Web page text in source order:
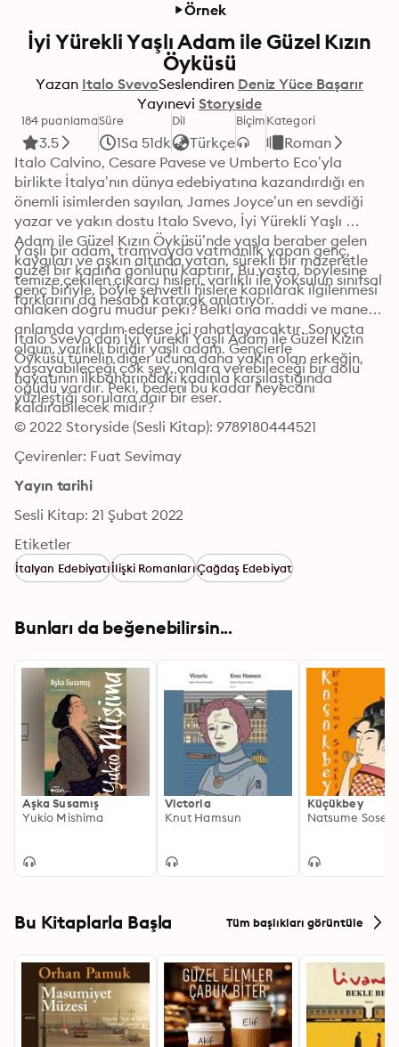
Örnek
İyi Yürekli Yaşlı Adam ile Güzel Kızın
Öyküsü
Yazan Italo SvevoSeslendiren Deniz Yüce Başarır
Yayınevi Storyside
184 puanlama
3.5
Süre
1Sa 51dk
Dil
Türkçe
BiçimKategori
Roman
Italo Calvino, Cesare Pavese ve Umberto Eco’yla
birlikte İtalya’nın dünya edebiyatına kazandırdığı en
önemli isimlerden sayılan, James Joyce’un en sevdiği
yazar ve yakın dostu Italo Svevo, İyi Yürekli Yaşlı
Adam ile Güzel Kızın Öyküsü’nde yaşla beraber gelen
kaygıları ve aşkın altında yatan, sürekli bir mazeretle
temize çekilen çıkarcı hisleri, varlıklı ile yoksulun sınıfsal
farklarını da hesaba katarak anlatıyor.
Yaşlı bir adam, tramvayda vatmanlık yapan genç,
güzel bir kadına gönlünü kaptırır. Bu yaşta, böylesine
genç biriyle, böyle şehvetli hislere kapılarak ilgilenmesi
ahlaken doğru mudur peki? Belki ona maddi ve manevi
anlamda yardım ederse içi rahatlayacaktır. Sonuçta
olgun, varlıklı biridir yaşlı adam. Gençlerle
yaşayabileceği çok şey, onlara verebileceği bir dolu
öğüdü vardır. Peki, bedeni bu kadar heyecanı
kaldırabilecek midir?
Italo Svevo’dan İyi Yürekli Yaşlı Adam ile Güzel Kızın
Öyküsü tünelin diğer ucuna daha yakın olan erkeğin,
hayatının ilkbaharındaki kadınla karşılaştığında
yüzleştiği sorulara dair bir eser.
© 2022 Storyside (Sesli Kitap): 9789180444521
Çevirenler: Fuat Sevimay
Yayın tarihi
Sesli Kitap: 21 Şubat 2022
Etiketler
İtalyan Edebiyatıİlişki RomanlarıÇağdaş Edebiyat
Bunları da beğenebilirsin...
Aşka Susamış
Yukio Mishima
Victoria
Knut Hamsun
Küçükbey
Natsume Soseki
Bu Kitaplarla Başla Tüm başlıkları görüntüle